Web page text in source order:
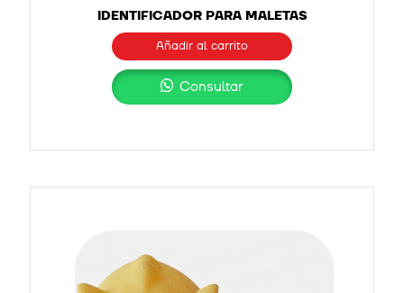
IDENTIFICADOR PARA MALETAS
Añadir al carrito
Consultar